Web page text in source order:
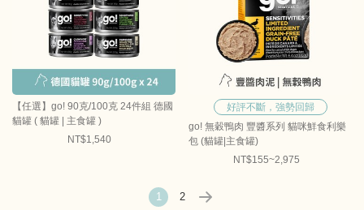
【任選】go! 90克/100克 24件組 德國
貓罐 ( 貓罐 | 主食罐 )
NT$1,540
好評不斷，強勢回歸
go! 無穀鴨肉 豐醬系列 貓咪鮮食利樂
包 (貓罐|主食罐)
NT$155~2,975
1 2